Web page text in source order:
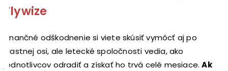
Flywize
Finančné odškodnenie si viete skúsiť vymôcť aj po
vlastnej osi, ale letecké spoločnosti vedia, ako
jednotlivcov odradiť a získať ho trvá celé mesiace.Ak